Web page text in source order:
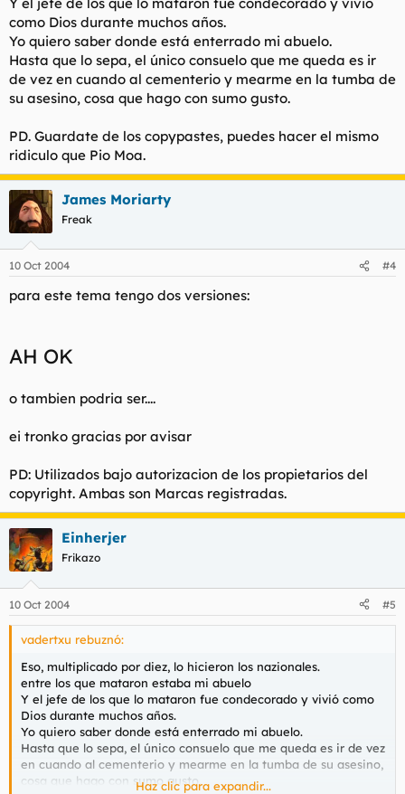
como Dios durante muchos años.
Yo quiero saber donde está enterrado mi abuelo.
Hasta que lo sepa, el único consuelo que me queda es ir
de vez en cuando al cementerio y mearme en la tumba de
su asesino, cosa que hago con sumo gusto.
PD. Guardate de los copypastes, puedes hacer el mismo
ridiculo que Pio Moa.
James Moriarty
Freak
10 Oct 2004 #4
para este tema tengo dos versiones:
AH OK
o tambien podria ser....
ei tronko gracias por avisar
PD: Utilizados bajo autorizacion de los propietarios del
copyright. Ambas son Marcas registradas.
Einherjer
Frikazo
10 Oct 2004 #5
vadertxu rebuznó:
Eso, multiplicado por diez, lo hicieron los nazionales.
entre los que mataron estaba mi abuelo
Y el jefe de los que lo mataron fue condecorado y vivió como
Dios durante muchos años.
Yo quiero saber donde está enterrado mi abuelo.
Hasta que lo sepa, el único consuelo que me queda es ir de vez
en cuando al cementerio y mearme en la tumba de su asesino,
cosa que hago con sumo gusto.Haz clic para expandir...